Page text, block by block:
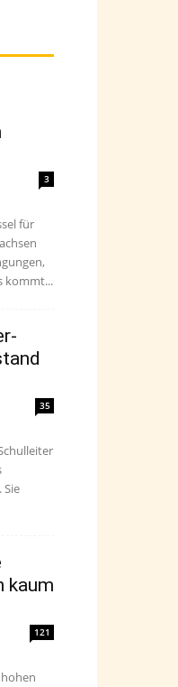
3
für
kommt...
35
Sie
kaum
121